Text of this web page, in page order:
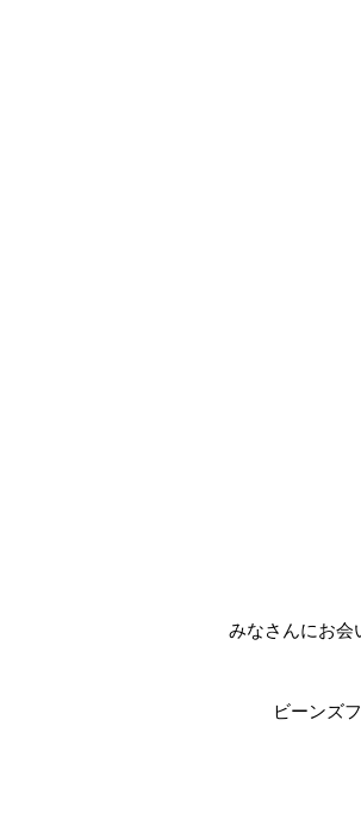
みなさんにお会
ビーンズ